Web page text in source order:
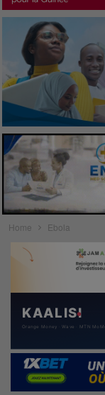
Home Ebola